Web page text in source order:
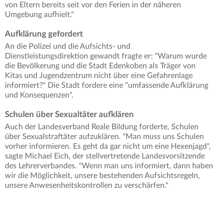
von Eltern bereits seit vor den Ferien in der näheren
Umgebung aufhielt."
Aufklärung gefordert
An die Polizei und die Aufsichts- und
Dienstleistungsdirektion gewandt fragte er: "Warum wurde
die Bevölkerung und die Stadt Edenkoben als Träger von
Kitas und Jugendzentrum nicht über eine Gefahrenlage
informiert?" Die Stadt fordere eine "umfassende Aufklärung
und Konsequenzen".
Schulen über Sexualtäter aufklären
Auch der Landesverband Reale Bildung forderte, Schulen
über Sexualstraftäter aufzuklären. "Man muss uns Schulen
vorher informieren. Es geht da gar nicht um eine Hexenjagd",
sagte Michael Eich, der stellvertretende Landesvorsitzende
des Lehrerverbandes. "Wenn man uns informiert, dann haben
wir die Möglichkeit, unsere bestehenden Aufsichtsregeln,
unsere Anwesenheitskontrollen zu verschärfen."